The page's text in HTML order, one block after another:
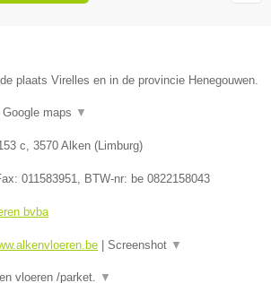
plaats Virelles en in de provincie Henegouwen.
Google maps ▼
c, 3570 Alken (Limburg)
011583951, BTW-nr: be 0822158043
bvba
Screenshot ▼
vloeren /parket. ▼